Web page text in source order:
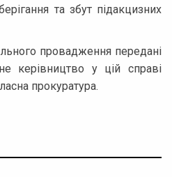
та збут підакцизних
провадження передані
керівництво у цій справі
прокуратура.